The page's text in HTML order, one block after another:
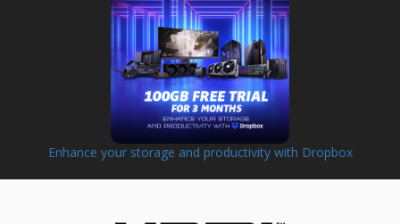
Enhance your storage and productivity with Dropbox